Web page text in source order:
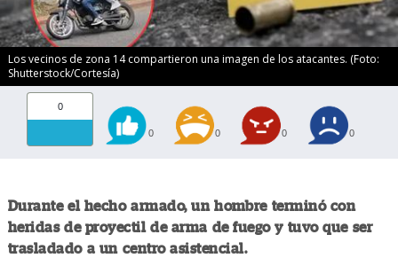
Los vecinos de zona 14 compartieron una imagen de los atacantes. (Foto:
Shutterstock/Cortesía)
0
0 0 0 0
Durante el hecho armado, un hombre terminó con
heridas de proyectil de arma de fuego y tuvo que ser
trasladado a un centro asistencial.